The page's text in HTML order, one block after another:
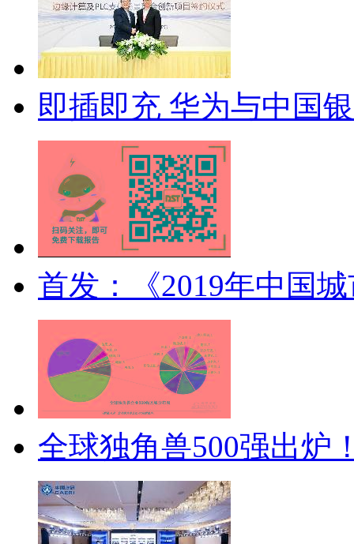
即插即充 华为与中国
首发：《2019年中国
全球独角兽500强出炉